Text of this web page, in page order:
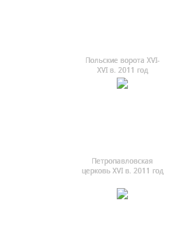
Польские ворота XVI-
XVI в. 2011 год
Петропавловская
церковь XVI в. 2011 год